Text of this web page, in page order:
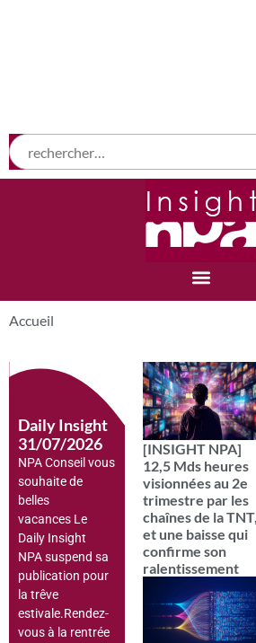
Accueil
Daily Insight
31/07/2026
NPA Conseil vous
souhaite de
belles
vacances Le
Daily Insight
NPA suspend sa
publication pour
la trêve
estivale.Rendez-
vous à la rentrée
[INSIGHT NPA]
12,5 Mds heures
visionnées au 2e
trimestre par les
chaînes de la TNT,
et une baisse qui
confirme son
ralentissement